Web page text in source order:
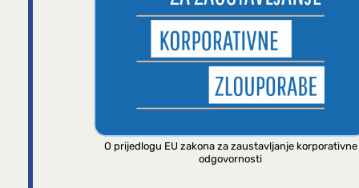
O prijedlogu EU zakona za zaustavljanje korporativne
odgovornosti